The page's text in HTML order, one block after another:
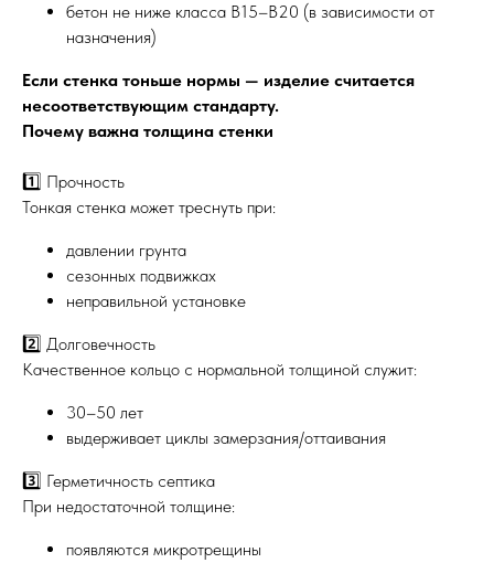
бетон не ниже класса B15–B20 (в зависимости от
назначения)
Если стенка тоньше нормы — изделие считается
несоответствующим стандарту.
Почему важна толщина стенки
1️⃣ Прочность
Тонкая стенка может треснуть при:
давлении грунта
сезонных подвижках
неправильной установке
2️⃣ Долговечность
Качественное кольцо с нормальной толщиной служит:
30–50 лет
выдерживает циклы замерзания/оттаивания
3️⃣ Герметичность септика
При недостаточной толщине:
появляются микротрещины